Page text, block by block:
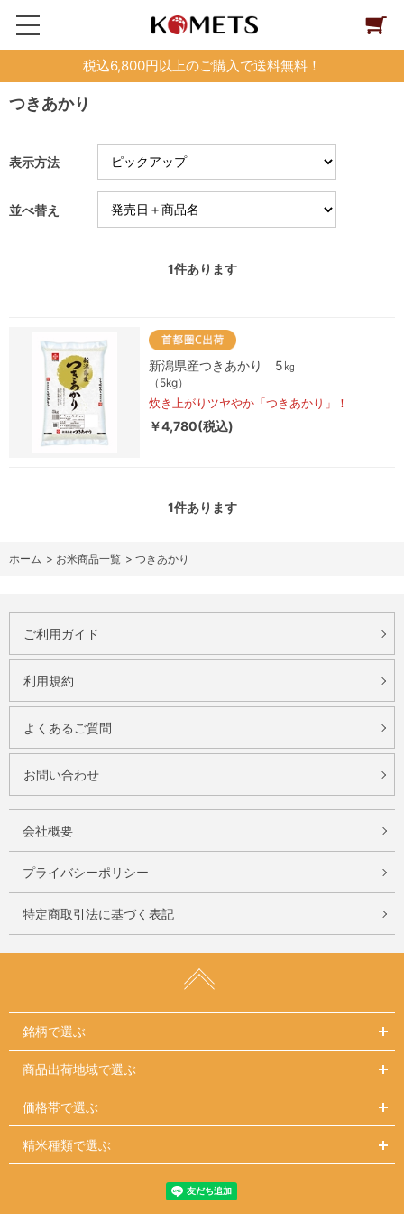
税込6,800円以上のご購入で送料無料！
つきあかり
表示方法
並べ替え
1件あります
新潟県産つきあかり 5㎏
（5kg）
炊き上がりツヤやか「つきあかり」！
￥4,780(税込)
1件あります
ホーム > お米商品一覧 > つきあかり
ご利用ガイド
利用規約
よくあるご質問
お問い合わせ
会社概要
プライバシーポリシー
特定商取引法に基づく表記
銘柄で選ぶ
商品出荷地域で選ぶ
価格帯で選ぶ
精米種類で選ぶ